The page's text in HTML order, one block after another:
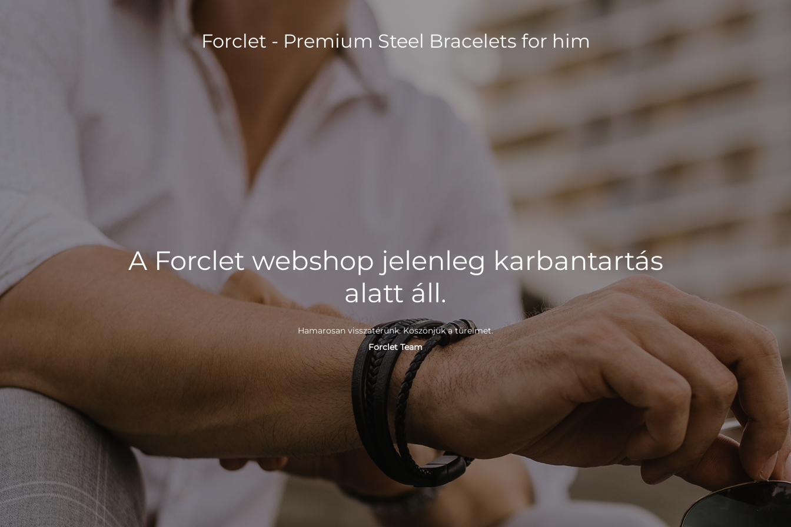
Forclet - Premium Steel Bracelets for him
A Forclet webshop jelenleg karbantartás
alatt áll.
Hamarosan visszatérünk. Köszönjük a türelmet.
Forclet Team